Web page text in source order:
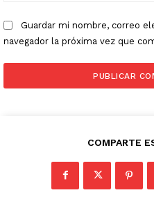
Guardar mi nombre, correo
navegador la próxima vez que
COMPARTE